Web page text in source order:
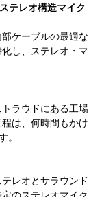
テレオ構造マイク
ケーブルの最適な
し、ステレオ・マ
ラウドにある工場
は、何時間もかけ
。
レオとサラウンド